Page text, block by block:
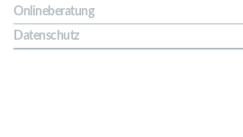
Onlineberatung
Datenschutz